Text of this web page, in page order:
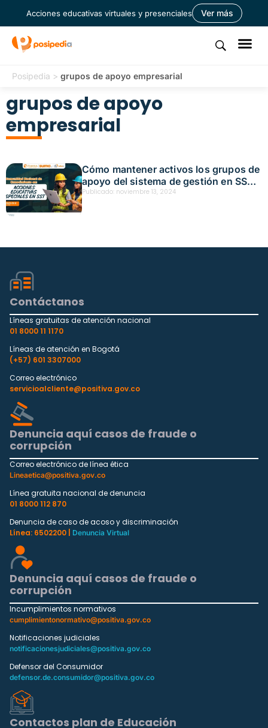
Acciones educativas virtuales y presenciales Ver más
Posipedia > grupos de apoyo empresarial
grupos de apoyo
empresarial
Cómo mantener activos los grupos de
apoyo del sistema de gestión en SST –
acción educativa presencial – Medellín
Fecha: noviembre 13, 2024
Publicado: noviembre 13, 2024
Contáctanos
Líneas gratuitas de atención nacional
01 8000 11 1170
Líneas de atención en Bogotá
(+57) 601 3307000
Correo electrónico
servicioalcliente@positiva.gov.co
Denuncia aquí casos de fraude o
corrupción
Correo electrónico de línea ética
Lineaetica@positiva.gov.co
Línea gratuita nacional de denuncia
01 8000 112 870
Denuncia de caso de acoso y discriminación
Línea: 6502200 |
Denuncia Virtual
Denuncia aquí casos de fraude o
corrupción
Incumplimientos normativos
cumplimientonormativo@positiva.gov.co
Notificaciones judiciales
notificacionesjudiciales@positiva.gov.co
Defensor del Consumidor
defensor.de.consumidor@positiva.gov.co
Contactos plan de Educación